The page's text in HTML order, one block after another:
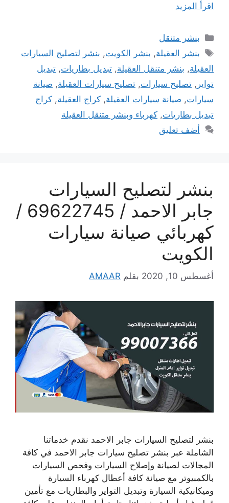
اقرأ المزيد
التصنيفات
بنشر متنقل
الوسوم
بنشر العقيلة, بنشر الكويت, بنشر لتصليح السيارات
العقيلة, بنشر متنقل العقيلة, تبديل بطاريات, تبديل
تواير , تصليح سيارات, تصليح سيارات العقيلة, صيانة
سيارات, صيانة سيارات العقيلة, كراج العقيلة, كراج
تبديل بطاريات, كهرباء وبنشر متنقل العقيلة
أضف تعليق
بنشر لتصليح السيارات
جابر الاحمد / 69622745 /
كهربائي صيانة سيارات
الكويت
أغسطس 10, 2020 بقلم AMAAR
بنشر لتصليح السيارات جابر الاحمد نقدم خدماتنا
الشاملة عبر بنشر تصليح سيارات جابر الاحمد في كافة
المجالات لصيانة وإصلاح السيارات وفحص السيارات
بالكمبيوتر مع صيانة كافة أعطال كهرباء السيارة
وميكانيكية السيارة وتبديل التواير والبطاريات مع تأمين